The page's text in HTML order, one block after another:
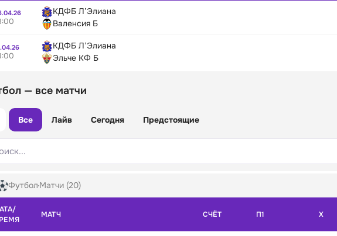
КДФБ Л’Элиана
Валенсия Б
КДФБ Л’Элиана
Эльче КФ Б
— все матчи
Все Лайв Сегодня Предстоящие
Футбол Матчи (20)
МАТЧ СЧЁТ П1 X